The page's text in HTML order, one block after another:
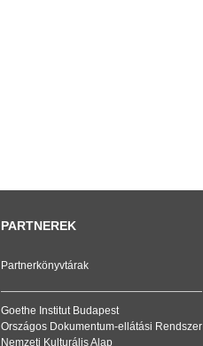
PARTNEREK
Partnerkönyvtárak
Goethe Institut Budapest
Országos Dokumentum-ellátási Rendszer
Nemzeti Kulturális Alap